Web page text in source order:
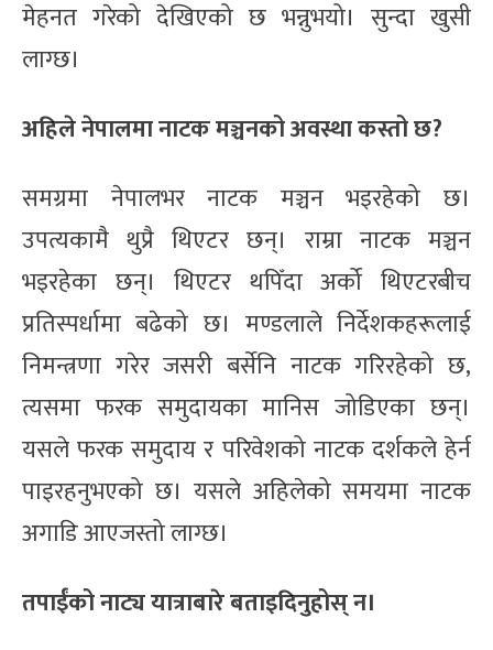
मेहनत गरेको देखिएको छ भन्नुभयो। सुन्दा खुसी
लाग्छ।
अहिले नेपालमा नाटक मञ्चनको अवस्था कस्तो छ?
समग्रमा नेपालभर नाटक मञ्चन भइरहेको छ।
उपत्यकामै थुप्रै थिएटर छन्। राम्रा नाटक मञ्चन
भइरहेका छन्। थिएटर थपिँदा अर्को थिएटरबीच
प्रतिस्पर्धामा बढेको छ। मण्डलाले निर्देशकहरूलाई
निमन्त्रणा गरेर जसरी बर्सेनि नाटक गरिरहेको छ,
त्यसमा फरक समुदायका मानिस जोडिएका छन्।
यसले फरक समुदाय र परिवेशको नाटक दर्शकले हेर्न
पाइरहनुभएको छ। यसले अहिलेको समयमा नाटक
अगाडि आएजस्तो लाग्छ।
तपाईंको नाट्य यात्राबारे बताइदिनुहोस् न।